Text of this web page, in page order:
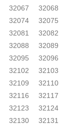
32067
32068
32074
32075
32081
32082
32088
32089
32095
32096
32102
32103
32109
32110
32116
32117
32123
32124
32130
32131